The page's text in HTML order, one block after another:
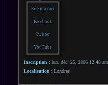
KaYsEr
Site internet
Facebook
Twitter
YouTube
Inscription : lun. déc. 25, 2006 12:48 am
Localisation : Londres